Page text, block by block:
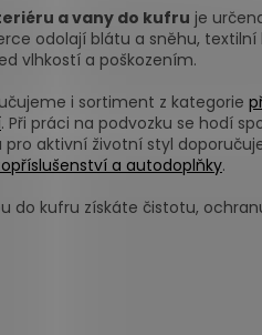
c
í
p
v
k
y
v
ý
p
i
á
n
í
a vany do kufru je
odolají blátu a sněhu,
vlhkostí a poškozením.
i sortiment z kategorie
. Při práci na podvozku se hodí
pro aktivní životní styl
a autodoplňky.
do kufru získáte čistotu,